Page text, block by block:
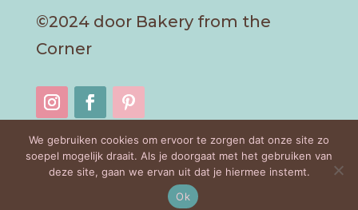
©2024 door Bakery from the
Corner
We gebruiken cookies om ervoor te zorgen dat onze site zo
soepel mogelijk draait. Als je doorgaat met het gebruiken van
deze site, gaan we ervan uit dat je hiermee instemt.
Ok